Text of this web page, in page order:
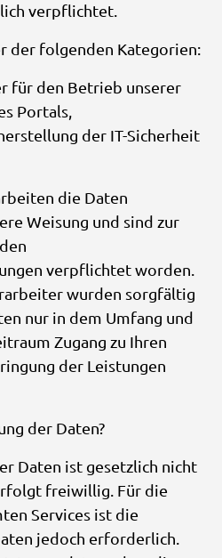
verpflichtet.
der folgenden Kategorien:
für den Betrieb unserer
Portals,
der IT-Sicherheit
die Daten
Weisung und sind zur
verpflichtet worden.
wurden sorgfältig
nur in dem Umfang und
Zugang zu Ihren
der Leistungen
der Daten?
Daten ist gesetzlich nicht
freiwillig. Für die
Services ist die
jedoch erforderlich.